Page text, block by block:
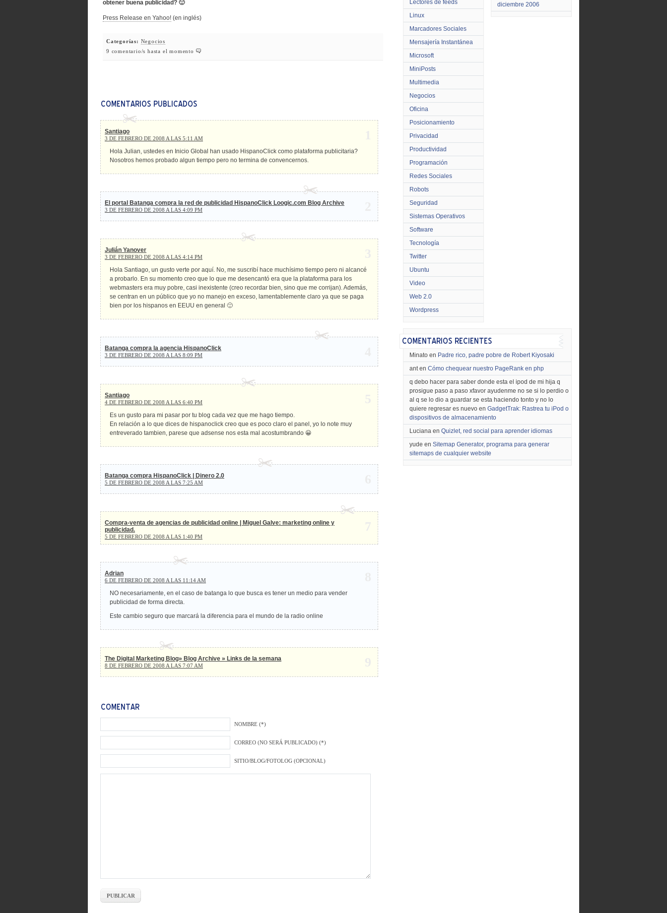
obtener buena publicidad? 🙂
Press Release en Yahoo! (en inglés)
Categorías: Negocios
9 comentario/s hasta el momento
Santiago
3 DE FEBRERO DE 2008 A LAS 5:11 AM
Hola Julian, ustedes en Inicio Global han usado HispanoClick como plataforma publicitaria?
Nosotros hemos probado algun tiempo pero no termina de convencernos.
El portal Batanga compra la red de publicidad HispanoClick Loogic.com Blog Archive
3 DE FEBRERO DE 2008 A LAS 4:09 PM
Julián Yanover
3 DE FEBRERO DE 2008 A LAS 4:14 PM
Hola Santiago, un gusto verte por aquí. No, me suscribí hace muchísimo tiempo pero ni alcancé
a probarlo. En su momento creo que lo que me desencantó era que la plataforma para los
webmasters era muy pobre, casi inexistente (creo recordar bien, sino que me corrijan). Además,
se centran en un público que yo no manejo en exceso, lamentablemente claro ya que se paga
bien por los hispanos en EEUU en general 🙂
Batanga compra la agencia HispanoClick
3 DE FEBRERO DE 2008 A LAS 8:09 PM
Santiago
4 DE FEBRERO DE 2008 A LAS 6:40 PM
Es un gusto para mi pasar por tu blog cada vez que me hago tiempo.
En relación a lo que dices de hispanoclick creo que es poco claro el panel, yo lo note muy
entreverado tambien, parese que adsense nos esta mal acostumbrando 😀
Batanga compra HispanoClick | Dinero 2.0
5 DE FEBRERO DE 2008 A LAS 7:25 AM
Compra-venta de agencias de publicidad online | Miguel Galve: marketing online y
publicidad.
5 DE FEBRERO DE 2008 A LAS 1:40 PM
Adrian
6 DE FEBRERO DE 2008 A LAS 11:14 AM
NO necesariamente, en el caso de batanga lo que busca es tener un medio para vender
publicidad de forma directa.
Este cambio seguro que marcará la diferencia para el mundo de la radio online
The Digital Marketing Blog» Blog Archive » Links de la semana
8 DE FEBRERO DE 2008 A LAS 7:07 AM
NOMBRE (*)
CORREO (NO SERÁ PUBLICADO) (*)
SITIO/BLOG/FOTOLOG (OPCIONAL)
Lectores de feeds
Linux
Marcadores Sociales
Mensajería Instantánea
Microsoft
MiniPosts
Multimedia
Negocios
Oficina
Posicionamiento
Privacidad
Productividad
Programación
Redes Sociales
Robots
Seguridad
Sistemas Operativos
Software
Tecnología
Twitter
Ubuntu
Video
Web 2.0
Wordpress
diciembre 2006
Minato en Padre rico, padre pobre de Robert Kiyosaki
ant en Cómo chequear nuestro PageRank en php
q debo hacer para saber donde esta el ipod de mi hija q
prosigue paso a paso xfavor ayudenme no se si lo perdio o
al q se lo dio a guardar se esta haciendo tonto y no lo
quiere regresar es nuevo en GadgetTrak: Rastrea tu iPod o
dispositivos de almacenamiento
Luciana en Quizlet, red social para aprender idiomas
yude en Sitemap Generator, programa para generar
sitemaps de cualquier website